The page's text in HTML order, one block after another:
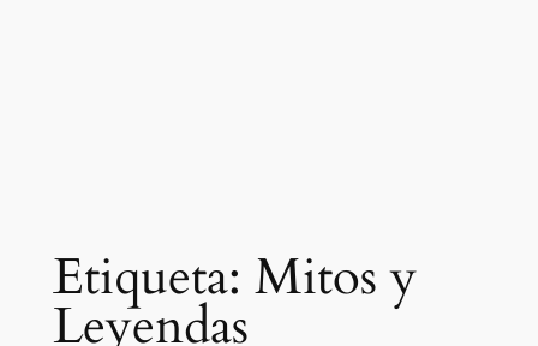
Etiqueta: Mitos y
Leyendas